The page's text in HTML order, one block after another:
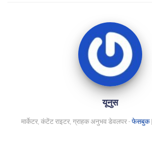
यूनुस
मार्केटर, कंटेंट राइटर, ग्राहक अनुभव डेवलपर -फेसबुक|